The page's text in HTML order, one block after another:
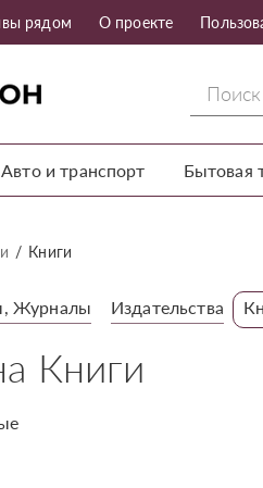
рядом О проекте
Авто и транспорт Бытовая
Книги
Журналы Издательства
Книги